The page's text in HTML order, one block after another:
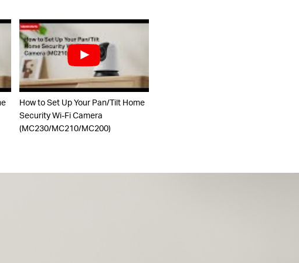
How to Set Up Your Pan/Tilt Home
Security Wi-Fi Camera
(MC230/MC210/MC200)